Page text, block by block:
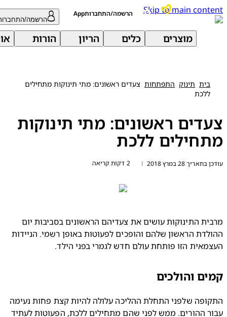
Skip to main הרשמה/התחברותApp
הרשמה/התחברות
מוצרים כלים הריון הורות
תינוק התפתחות צעדים ראשונים: מתי תינוקות מתחילים
ראשונים: מתי תינוקות
ללכת
28 במרץ 2018 |
מרבית התינוקות עושים את צעדיהם הראשונים בסביבות יום
ההולדת הראשון שלהם והופכים לפעוטות באופן רשמי. הניידות
הזו פותחת עולם חדש לגמרי בפני הילד.
והולכים
התקופה שלפני התחלת ההליכה עלולה להיות קצת פחות נעימה
עבור ההורים. ממש לפני שהם מתחילים ללכת, הפעוטות לעתיד